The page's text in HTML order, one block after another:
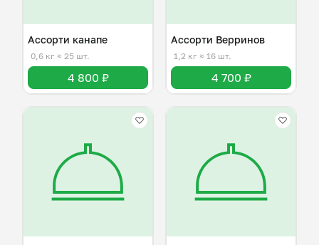
Ассорти канапе
0,6 кг ≈ 25 шт.
4 800 ₽
Ассорти Верринов
1,2 кг ≈ 16 шт.
4 700 ₽